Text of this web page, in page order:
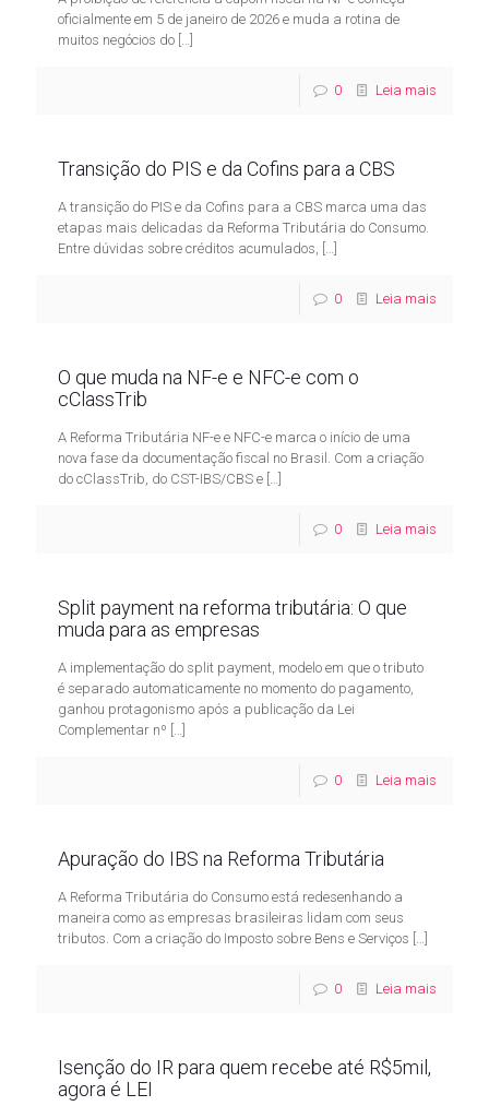
oficialmente em 5 de janeiro de 2026 e muda a rotina de
muitos negócios do […]
0 Leia mais
Transição do PIS e da Cofins para a CBS
A transição do PIS e da Cofins para a CBS marca uma das
etapas mais delicadas da Reforma Tributária do Consumo.
Entre dúvidas sobre créditos acumulados, […]
0 Leia mais
O que muda na NF-e e NFC-e com o
cClassTrib
A Reforma Tributária NF-e e NFC-e marca o início de uma
nova fase da documentação fiscal no Brasil. Com a criação
do cClassTrib, do CST-IBS/CBS e […]
0 Leia mais
Split payment na reforma tributária: O que
muda para as empresas
A implementação do split payment, modelo em que o tributo
é separado automaticamente no momento do pagamento,
ganhou protagonismo após a publicação da Lei
Complementar nº […]
0 Leia mais
Apuração do IBS na Reforma Tributária
A Reforma Tributária do Consumo está redesenhando a
maneira como as empresas brasileiras lidam com seus
tributos. Com a criação do Imposto sobre Bens e Serviços […]
0 Leia mais
Isenção do IR para quem recebe até R$5mil,
agora é LEI